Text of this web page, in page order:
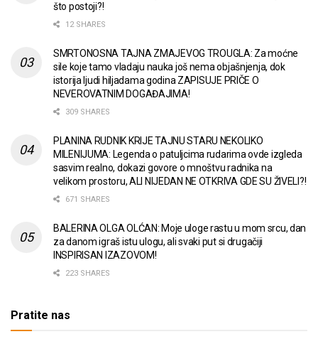
što postoji?!
12 SHARES
SMRTONOSNA TAJNA ZMAJEVOG TROUGLA: Za moćne
sile koje tamo vladaju nauka još nema objašnjenja, dok
istorija ljudi hiljadama godina ZAPISUJE PRIČE O
NEVEROVATNIM DOGAĐAJIMA!
309 SHARES
PLANINA RUDNIK KRIJE TAJNU STARU NEKOLIKO
MILENIJUMA: Legenda o patuljcima rudarima ovde izgleda
sasvim realno, dokazi govore o mnoštvu radnika na
velikom prostoru, ALI NIJEDAN NE OTKRIVA GDE SU ŽIVELI?!
671 SHARES
BALERINA OLGA OLĆAN: Moje uloge rastu u mom srcu, dan
za danom igraš istu ulogu, ali svaki put si drugačiji
INSPIRISAN IZAZOVOM!
223 SHARES
Pratite nas